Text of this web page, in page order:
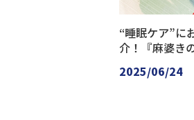
“睡眠ケア”に
介！『麻婆き
2025/06/24